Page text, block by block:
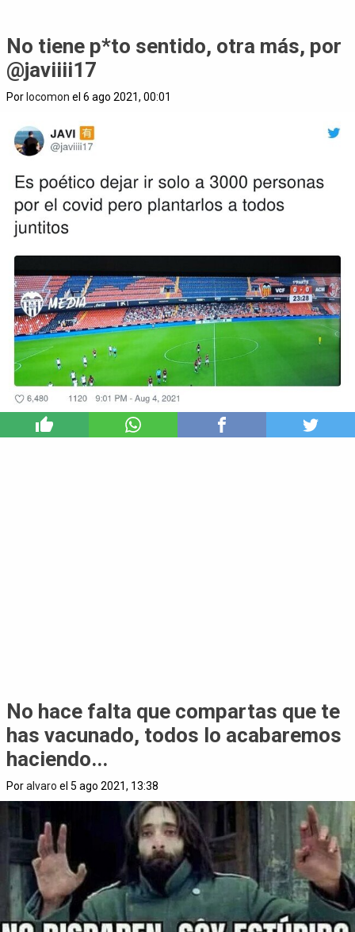
No tiene p*to sentido, otra más, por
@javiiii17
Porlocomon el 6 ago 2021, 00:01
No hace falta que compartas que te
has vacunado, todos lo acabaremos
haciendo...
Poralvaro el 5 ago 2021, 13:38